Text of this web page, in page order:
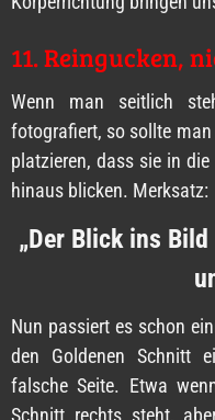
11. Reingucken,
Wenn man seitlich
fotografiert, so sollte
platzieren, dass sie in
hinaus blicken. Merksatz:
„Der Blick ins
Nun passiert es schon
den Goldenen Schnitt
falsche Seite. Etwa